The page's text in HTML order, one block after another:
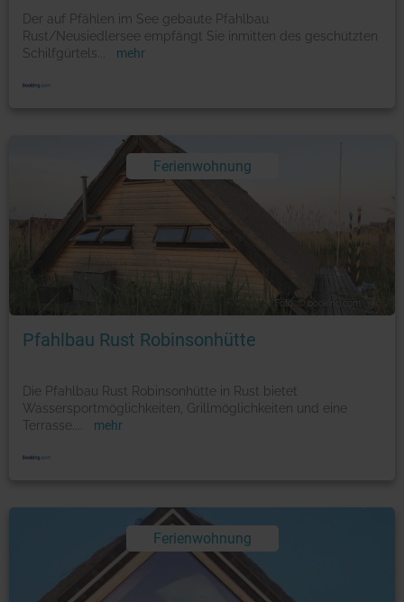
Der auf Pfählen im See gebaute Pfahlbau
Rust/Neusiedlersee empfängt Sie inmitten des geschützten
Schilfgürtels
mehr
Ferienwohnung
Foto: © booking.com
Pfahlbau Rust Robinsonhütte
Die Pfahlbau Rust Robinsonhütte in Rust bietet
Wassersportmöglichkeiten, Grillmöglichkeiten und eine
Terrasse.
mehr
Ferienwohnung